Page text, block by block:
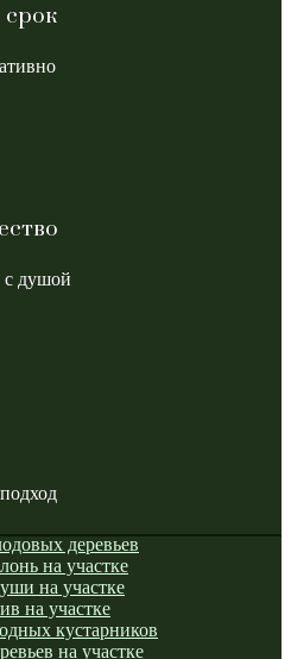
с душой
деревьев
на участке
на участке
на участке
кустарников
на участке